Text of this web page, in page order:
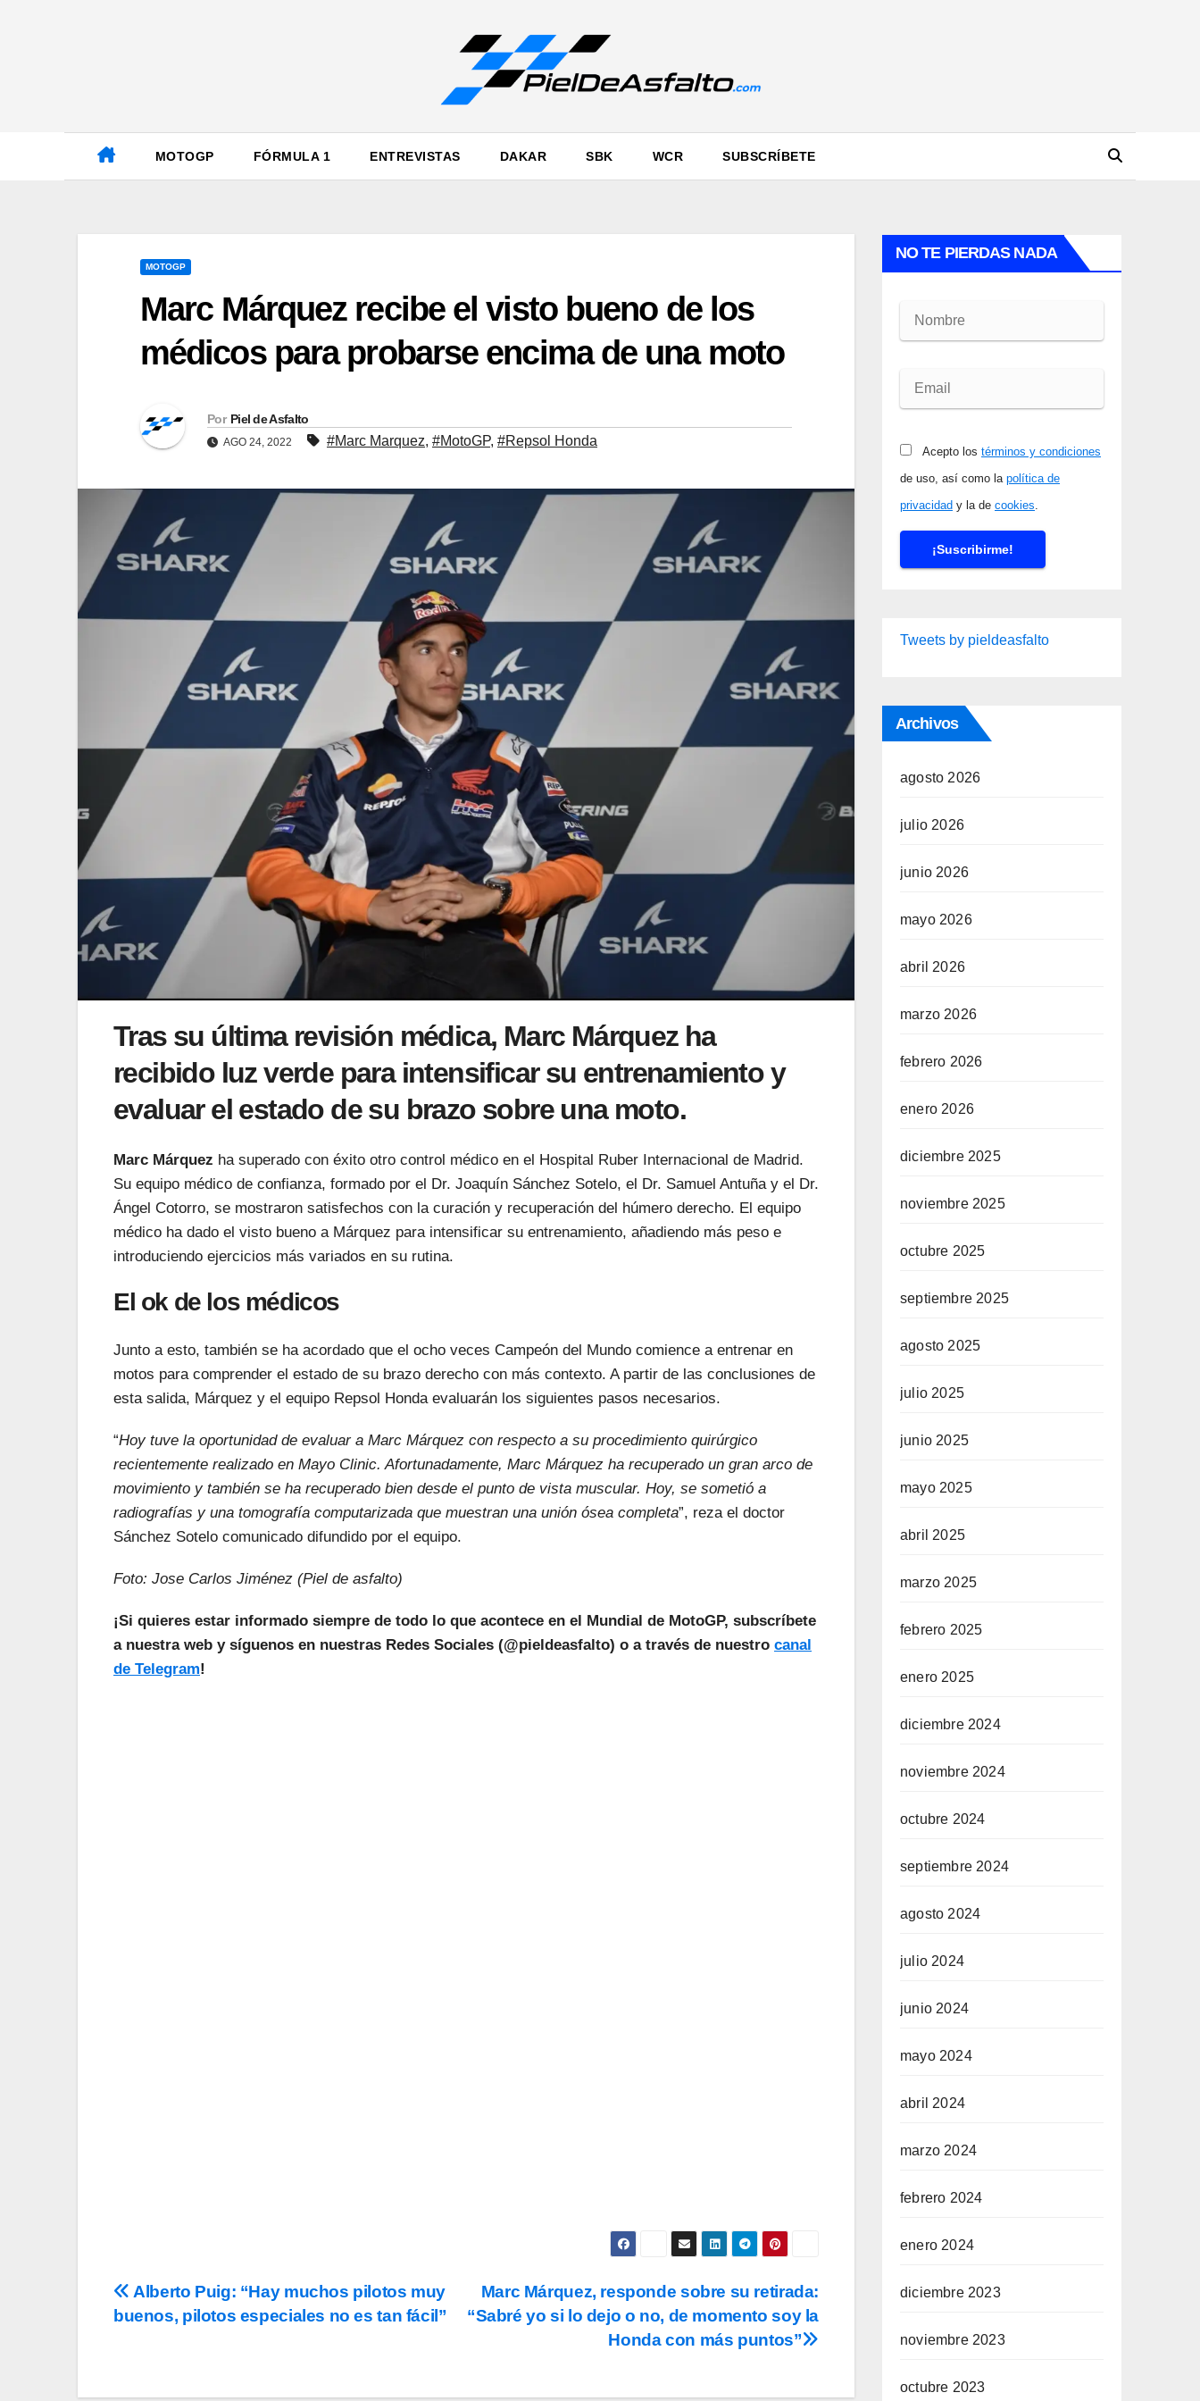
MOTOGP FÓRMULA 1 ENTREVISTAS DAKAR SBK WCR SUBSCRÍBETE
MOTOGP
Marc Márquez recibe el visto bueno de los
médicos para probarse encima de una moto
Por Piel de Asfalto
AGO 24, 2022 #Marc Marquez, #MotoGP, #Repsol Honda
Tras su última revisión médica, Marc Márquez ha
recibido luz verde para intensificar su entrenamiento y
evaluar el estado de su brazo sobre una moto.
Marc Márquez ha superado con éxito otro control médico en el Hospital Ruber Internacional de Madrid.
Su equipo médico de confianza, formado por el Dr. Joaquín Sánchez Sotelo, el Dr. Samuel Antuña y el Dr.
Ángel Cotorro, se mostraron satisfechos con la curación y recuperación del húmero derecho. El equipo
médico ha dado el visto bueno a Márquez para intensificar su entrenamiento, añadiendo más peso e
introduciendo ejercicios más variados en su rutina.
El ok de los médicos
Junto a esto, también se ha acordado que el ocho veces Campeón del Mundo comience a entrenar en
motos para comprender el estado de su brazo derecho con más contexto. A partir de las conclusiones de
esta salida, Márquez y el equipo Repsol Honda evaluarán los siguientes pasos necesarios.
“Hoy tuve la oportunidad de evaluar a Marc Márquez con respecto a su procedimiento quirúrgico
recientemente realizado en Mayo Clinic. Afortunadamente, Marc Márquez ha recuperado un gran arco de
movimiento y también se ha recuperado bien desde el punto de vista muscular. Hoy, se sometió a
radiografías y una tomografía computarizada que muestran una unión ósea completa”, reza el doctor
Sánchez Sotelo comunicado difundido por el equipo.
Foto: Jose Carlos Jiménez (Piel de asfalto)
¡Si quieres estar informado siempre de todo lo que acontece en el Mundial de MotoGP, subscríbete
a nuestra web y síguenos en nuestras Redes Sociales (@pieldeasfalto) o a través de nuestro canal
de Telegram!
Navegación
Marc Márquez, responde sobre su retirada:
“Sabré yo si lo dejo o no, de momento soy la
Honda con más puntos”
Alberto Puig: “Hay muchos pilotos muy
buenos, pilotos especiales no es tan fácil”
NO TE PIERDAS NADA
Acepto los términos y condiciones
de uso, así como la política de
privacidad y la de cookies
Tweets by pieldeasfalto
Archivos
agosto 2026
julio 2026
junio 2026
mayo 2026
abril 2026
marzo 2026
febrero 2026
enero 2026
diciembre 2025
noviembre 2025
octubre 2025
septiembre 2025
agosto 2025
julio 2025
junio 2025
mayo 2025
abril 2025
marzo 2025
febrero 2025
enero 2025
diciembre 2024
noviembre 2024
octubre 2024
septiembre 2024
agosto 2024
julio 2024
junio 2024
mayo 2024
abril 2024
marzo 2024
febrero 2024
enero 2024
diciembre 2023
noviembre 2023
octubre 2023